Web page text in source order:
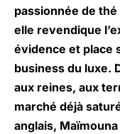
passionnée de
elle revendique
évidence et place
business du luxe.
aux reines, aux
marché déjà
anglais,